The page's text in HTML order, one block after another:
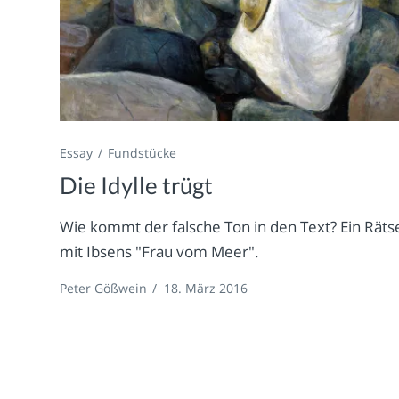
Essay Fundstücke
Die Idylle trügt
Wie kommt der falsche Ton in den Text? Ein
mit Ibsens "Frau vom Meer".
Peter Gößwein / 18. März 2016